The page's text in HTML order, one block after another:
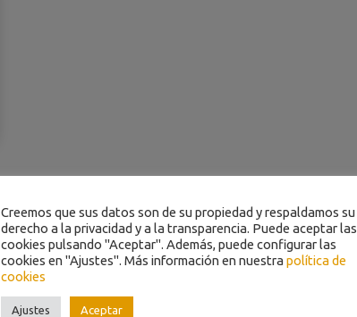
Creemos que sus datos son de su propiedad y respaldamos su
derecho a la privacidad y a la transparencia. Puede aceptar las
cookies pulsando "Aceptar". Además, puede configurar las
cookies en "Ajustes". Más información en nuestra política de
cookies
Ajustes Aceptar